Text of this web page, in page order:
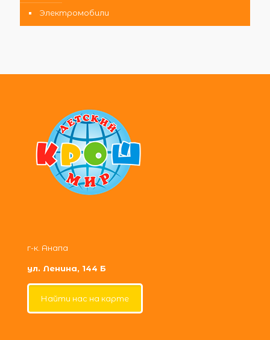
Электромобили
г-к. Анапа
ул. Ленина, 144 Б
Найти нас на карте